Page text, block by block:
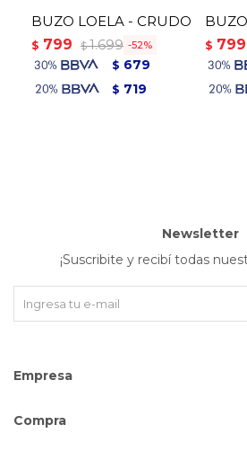
BUZO LOELA - CRUDO
$ 799 $ 1.699 52
$ 679
$ 719
$ 799
Empresa
Compra
Newsletter
¡Suscribite y recibí todas